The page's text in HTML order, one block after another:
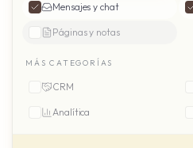
Mensajes y chat
Páginas y notas
MÁS CATEGORÍAS
CRM
Analítica